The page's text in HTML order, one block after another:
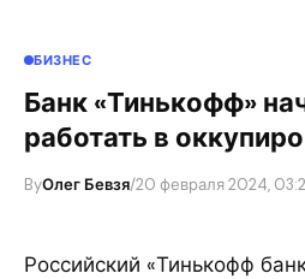
БИЗНЕС
Банк «Тинькофф»
работать в
ByОлег Бевзя/20 февраля 2024,
Российский «Тинькофф